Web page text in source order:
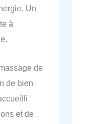
Un
à
de
de bien
et de